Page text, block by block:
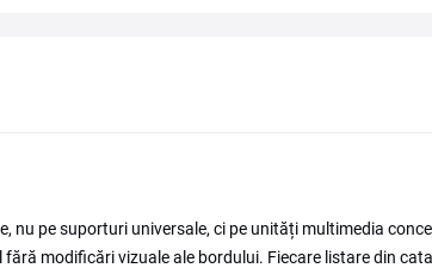
nu pe suporturi universale, ci pe unități multimedia
modificări vizuale ale bordului. Fiecare listare din